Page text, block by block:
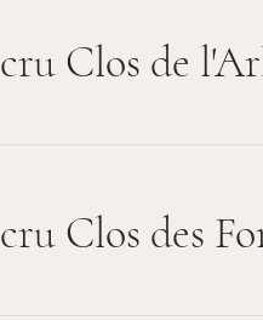
cru Clos de
cru Clos des